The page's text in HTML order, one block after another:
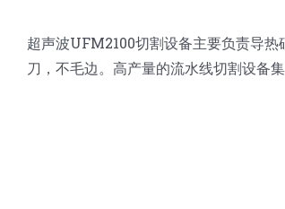
超声波UFM2100切割设备主要负责导
刀，不毛边。高产量的流水线切割设备